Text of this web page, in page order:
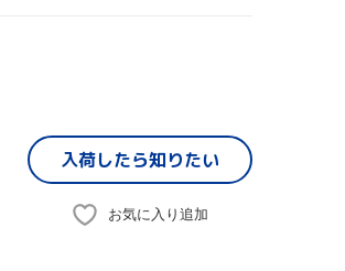
入荷したら知りたい
お気に入り追加